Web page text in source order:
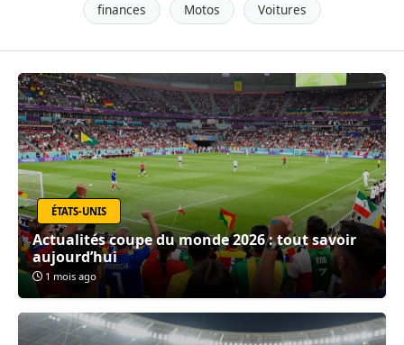
finances Motos Voitures
ÉTATS-UNIS
Actualités coupe du monde 2026 : tout savoir
aujourd’hui
1 mois ago